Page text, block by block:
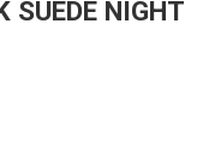
NIGHT